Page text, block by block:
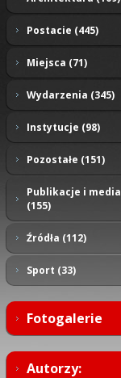
Postacie (445)
Miejsca (71)
Wydarzenia (345)
Instytucje (98)
Pozostałe (151)
Publikacje i media
(155)
Źródła (112)
Sport (33)
Fotogalerie
Autorzy: